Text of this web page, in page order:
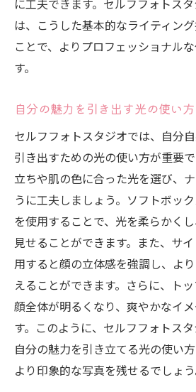
は、こうした基本的なライティン
ことで、よりプロフェッショナル
す。
自分の魅力を引き出す光の使い方
セルフフォトスタジオでは、自分
引き出すための光の使い方が重要
立ちや肌の色に合った光を選び、
うに工夫しましょう。ソフトボッ
を使用することで、光を柔らかく
見せることができます。また、サ
用すると顔の立体感を強調し、よ
えることができます。さらに、トッ
顔全体が明るくなり、爽やかなイ
す。このように、セルフフォトスタ
自分の魅力を引き立てる光の使い方
より印象的な写真を残せるでしょう